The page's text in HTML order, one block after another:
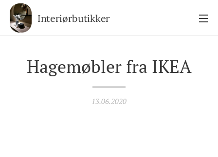
Interiørbutikker
Hagemøbler fra IKEA
13.06.2020